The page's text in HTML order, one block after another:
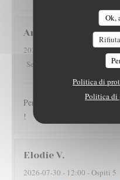
Ok,
Politica di
Politica di
Arnaud
2026-07-30
- 19:30 - Ospiti 2
Servizio
: 5/5
Personnel très
!
Elodie V
2026-07-30 - 12:00 - Ospiti 5